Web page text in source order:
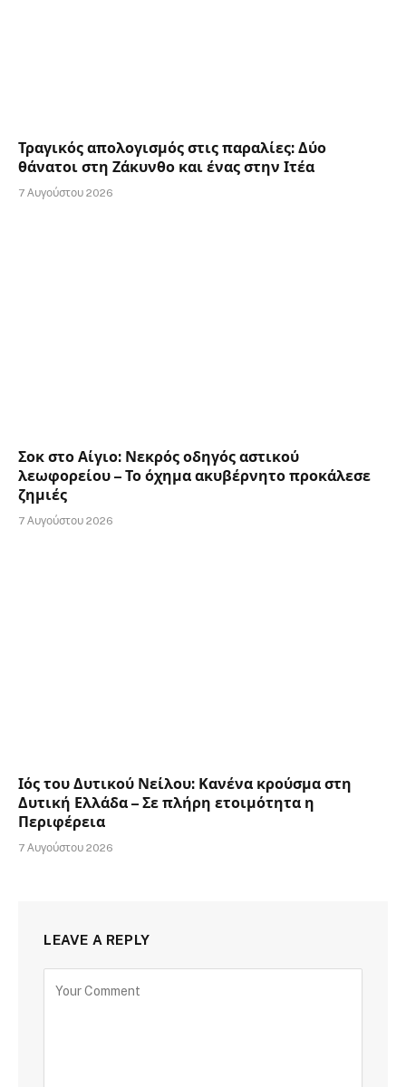
Τραγικός απολογισμός στις παραλίες: Δύο
θάνατοι στη Ζάκυνθο και ένας στην Ιτέα
7 Αυγούστου 2026
Σοκ στο Αίγιο: Νεκρός οδηγός αστικού
λεωφορείου – Το όχημα ακυβέρνητο προκάλεσε
ζημιές
7 Αυγούστου 2026
Ιός του Δυτικού Νείλου: Κανένα κρούσμα στη
Δυτική Ελλάδα – Σε πλήρη ετοιμότητα η
Περιφέρεια
7 Αυγούστου 2026
LEAVE A REPLY